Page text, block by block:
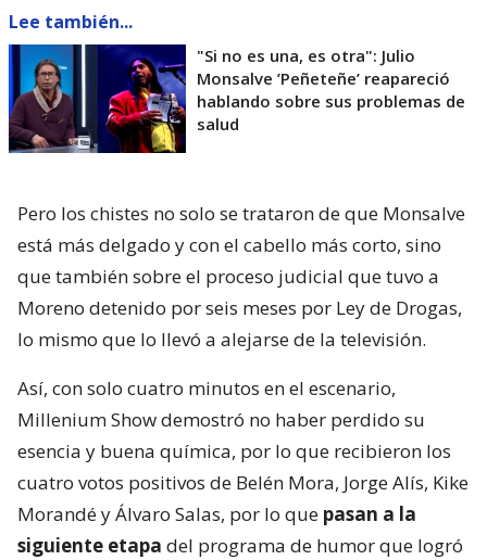
Lee también...
"Si no es una, es otra": Julio
Monsalve ’Peñeteñe’ reapareció
hablando sobre sus problemas de
salud
Pero los chistes no solo se trataron de que Monsalve
está más delgado y con el cabello más corto, sino
que también sobre el proceso judicial que tuvo a
Moreno detenido por seis meses por Ley de Drogas,
lo mismo que lo llevó a alejarse de la televisión.
Así, con solo cuatro minutos en el escenario,
Millenium Show demostró no haber perdido su
esencia y buena química, por lo que recibieron los
cuatro votos positivos de Belén Mora, Jorge Alís, Kike
Morandé y Álvaro Salas, por lo que pasan a la
siguiente etapa del programa de humor que logró